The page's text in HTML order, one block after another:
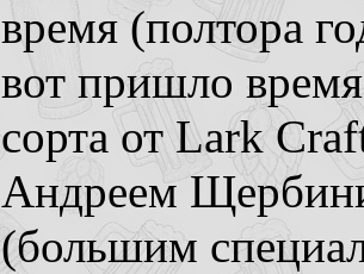
время (полтора
вот пришло
сорта от Lark
Андреем
(большим